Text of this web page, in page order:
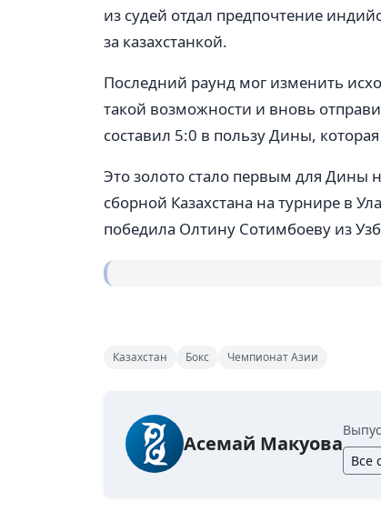
из судей отдал предпочтение
за казахстанкой.
Последний раунд мог изменить
такой возможности и вновь
составил 5:0 в пользу Дины,
Это золото стало первым для Дины
сборной Казахстана на турнире в
победила Олтину Сотимбоеву из
Казахстан Бокс Чемпионат Азии
Асемай Макуова
Все